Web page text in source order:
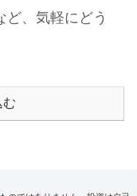
ど、気軽にどう
む